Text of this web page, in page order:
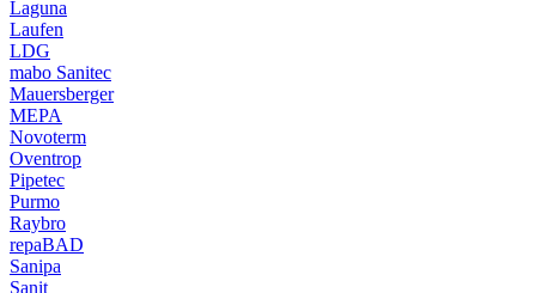
Laguna
Laufen
LDG
mabo Sanitec
Mauersberger
MEPA
Novoterm
Oventrop
Pipetec
Purmo
Raybro
repaBAD
Sanipa
Sanit